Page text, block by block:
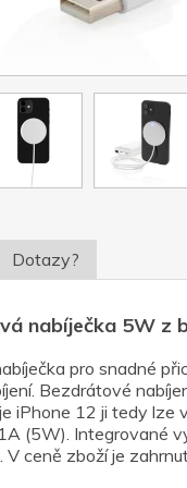
Dotazy?
nabíječka 5W z
pro snadné
Bezdrátové
iPhone 12 ji tedy lze
(5W). Integrované
V ceně zboží je